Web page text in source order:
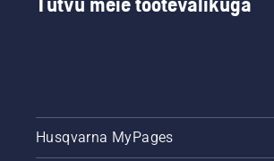
Husqvarna MyPages